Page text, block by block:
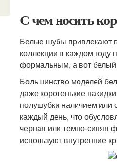
С чем носить
Белые шубы привлекают
коллекции в каждом
формальным, а вот белый
Большинство моделей
даже коротенькие
полушубки наличием или
каждый день, что
черная или темно-синяя
используют внутренние